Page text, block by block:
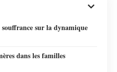
souffrance sur la dynamique
dans les familles